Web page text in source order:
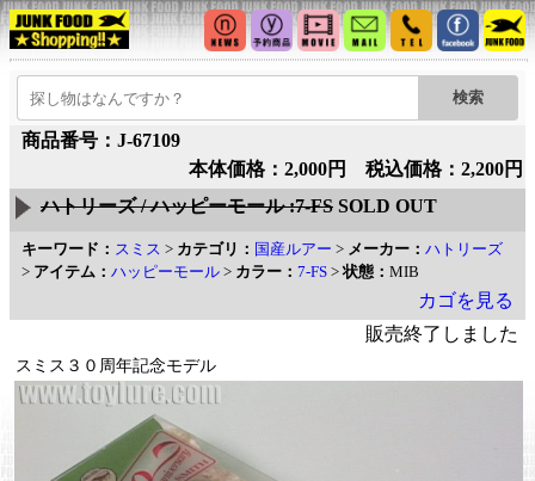
商品番号：J-67109
本体価格：2,000円 税込価格：2,200円
ハトリーズ / ハッピーモール :7-FS SOLD OUT
キーワード： スミス > カテゴリ： 国産ルアー > メーカー： ハトリーズ
> アイテム： ハッピーモール > カラー： 7-FS >状態： MIB
カゴを見る
販売終了しました
スミス３０周年記念モデル